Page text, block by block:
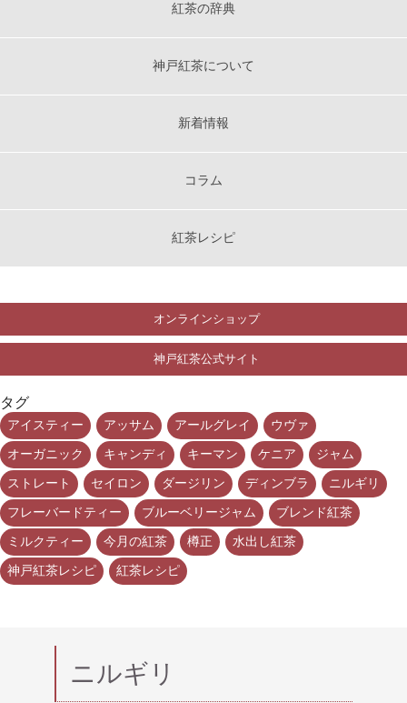
紅茶の辞典
神戸紅茶について
新着情報
コラム
紅茶レシピ
オンラインショップ
神戸紅茶公式サイト
タグ
アイスティー アッサム アールグレイ ウヴァ
オーガニック キャンディ キーマン ケニア ジャム
ストレート セイロン ダージリン ディンブラ ニルギリ
フレーバードティー ブルーベリージャム ブレンド紅茶
ミルクティー 今月の紅茶 樽正 水出し紅茶
神戸紅茶レシピ 紅茶レシピ
ニルギリ